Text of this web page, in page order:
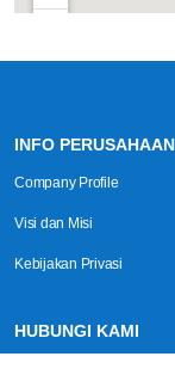
INFO PERUSAHAAN
Company Profile
Visi dan Misi
Kebijakan Privasi
HUBUNGI KAMI